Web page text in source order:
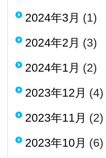
2024年3月 (1)
2024年2月 (3)
2024年1月 (2)
2023年12月 (4)
2023年11月 (2)
2023年10月 (6)